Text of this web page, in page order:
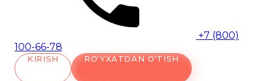
+7 (800)
100-66-78
KIRISH RO‘YXATDAN O‘TISH